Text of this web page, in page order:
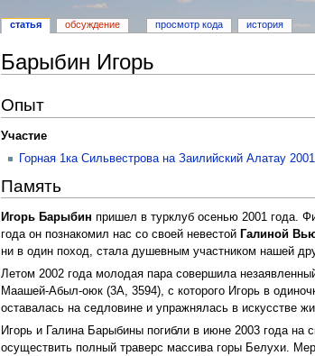
Барыбин Игорь
к
навигации
к
поиску
Опыт
Участие
Горная 1ка Сильвестрова на Заилийский Алатау 2001
Память
Игорь Барыбин пришел в турклуб осенью 2001 года.
года он познакомил нас со своей невестой Галиной
ни в один поход, стала душевным участником нашей
Летом 2002 года молодая пара совершила
Маашей-Абыл-оюк (3А, 3594), с которого Игорь в
оставалась на седловине и упражнялась в искусстве
Игорь и Галина Барыбины погибли в июне 2003 года на
осуществить полный траверс массива горы Белухи.
статья обсуждение просмотр кода история